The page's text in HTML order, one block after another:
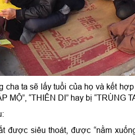
cha ta sẽ lấy tuổi của họ và kết
“THIÊN DI” hay bị “TRÙNG
được siêu thoát, được “nằm